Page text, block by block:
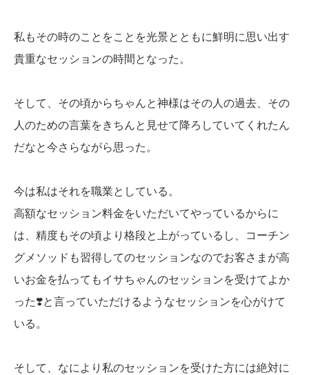
私もその時のことをことを光景とともに鮮明に思い出す
貴重なセッションの時間となった。
そして、その頃からちゃんと神様はその人の過去、その
人のための言葉をきちんと見せて降ろしていてくれたん
だなと今さらながら思った。
今は私はそれを職業としている。
高額なセッション料金をいただいてやっているからに
は、精度もその頃より格段と上がっているし、コーチン
グメソッドも習得してのセッションなのでお客さまが高
いお金を払ってもイサちゃんのセッションを受けてよか
った❣️と言っていただけるようなセッションを心がけて
いる。
そして、なにより私のセッションを受けた方には絶対に